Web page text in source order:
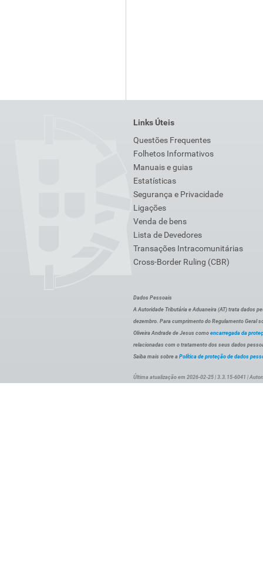
Links Úteis
Questões Frequentes
Folhetos Informativos
Manuais e guias
Estatísticas
Segurança e Privacidade
Ligações
Venda de bens
Lista de Devedores
Transações Intracomunitárias
Cross-Border Ruling (CBR)
Dados Pessoais
A Autoridade Tributária e Aduaneira (AT) trata dados
dezembro. Para cumprimento do Regulamento Geral
Oliveira Andrade de Jesus como encarregada da
relacionadas com o tratamento dos seus dados
Saiba mais sobre a Política de proteção de dados
Última atualização em 2026-02-25 | 3.3.15-6041 |